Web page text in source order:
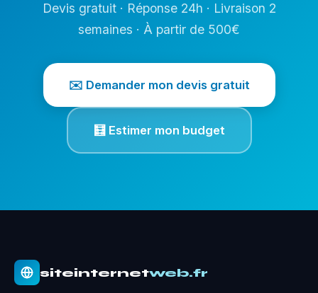
Devis gratuit · Réponse 24h · Livraison 2
semaines · À partir de 500€
✉️ Demander mon devis gratuit
🧮 Estimer mon budget
siteinternetweb.fr